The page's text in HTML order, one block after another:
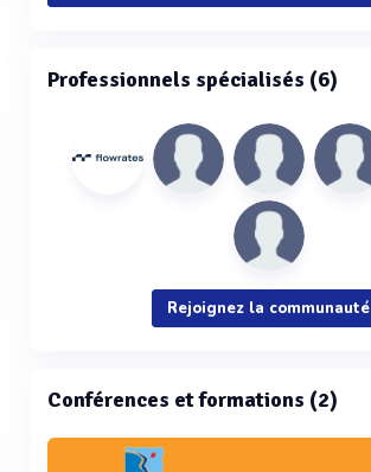
Professionnels spécialisés (6)
Rejoignez la communauté
Conférences et formations (2)